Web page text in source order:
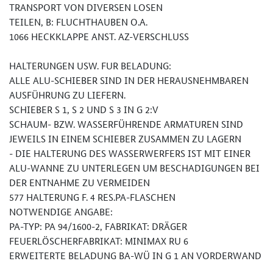
TRANSPORT VON DIVERSEN LOSEN
TEILEN, B: FLUCHTHAUBEN O.A.
1066 HECKKLAPPE ANST. AZ-VERSCHLUSS
HALTERUNGEN USW. FUR BELADUNG:
ALLE ALU-SCHIEBER SIND IN DER HERAUSNEHMBAREN
AUSFÜHRUNG ZU LIEFERN.
SCHIEBER S 1, S 2 UND S 3 IN G 2:V
SCHAUM- BZW. WASSERFÜHRENDE ARMATUREN SIND
JEWEILS IN EINEM SCHIEBER ZUSAMMEN ZU LAGERN
- DIE HALTERUNG DES WASSERWERFERS IST MIT EINER
ALU-WANNE ZU UNTERLEGEN UM BESCHADIGUNGEN BEI
DER ENTNAHME ZU VERMEIDEN
577 HALTERUNG F. 4 RES.PA-FLASCHEN
NOTWENDIGE ANGABE:
PA-TYP: PA 94/1600-2, FABRIKAT: DRÄGER
FEUERLÖSCHERFABRIKAT: MINIMAX RU 6
ERWEITERTE BELADUNG BA-WÜ IN G 1 AN VORDERWAND